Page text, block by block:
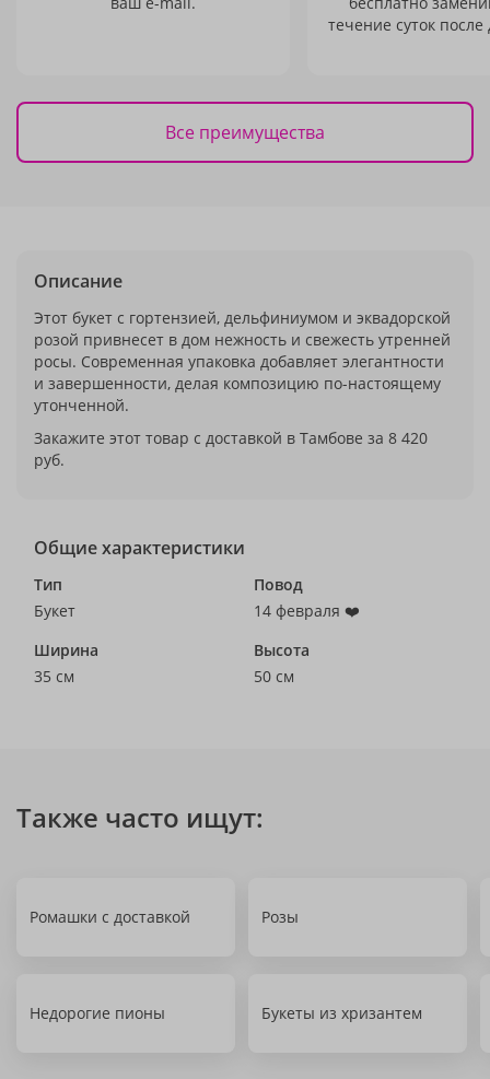
течение суток после
Все преимущества
Описание
Этот букет с гортензией, дельфиниумом и эквадорской
розой привнесет в дом нежность и свежесть утренней
росы. Современная упаковка добавляет элегантности
и завершенности, делая композицию по-настоящему
утонченной.
Закажите этот товар с доставкой в Тамбове за 8 420
руб.
Общие характеристики
Тип
Букет
Повод
14 февраля ❤️
Ширина
35 см
Высота
50 см
Также часто ищут:
Ромашки с доставкой Розы
Недорогие пионы Букеты из хризантем